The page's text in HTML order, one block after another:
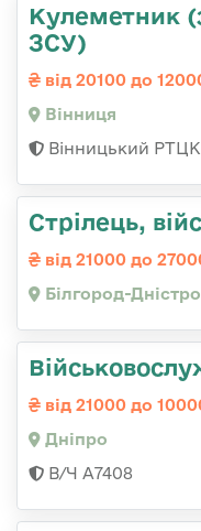
Кулеметник
ЗСУ)
від 20100 до
Вінниця
Вінницький
Стрілець,
від 21000 до
Білгород-
від 21000 до
Дніпро
В/Ч А7408